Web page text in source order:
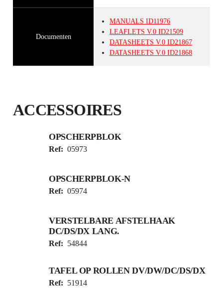
Documenten
MANUALS ID11976
LEAFLETS V.0 ID21509
DATASHEETS V.0 ID21867
DATASHEETS V.0 ID21868
ACCESSOIRES
OPSCHERPBLOK
Ref: 05973
OPSCHERPBLOK-N
Ref: 05974
VERSTELBARE AFSTELHAAK
DC/DS/DX LANG.
Ref: 54844
TAFEL OP ROLLEN DV/DW/DC/DS/DX
Ref: 51914